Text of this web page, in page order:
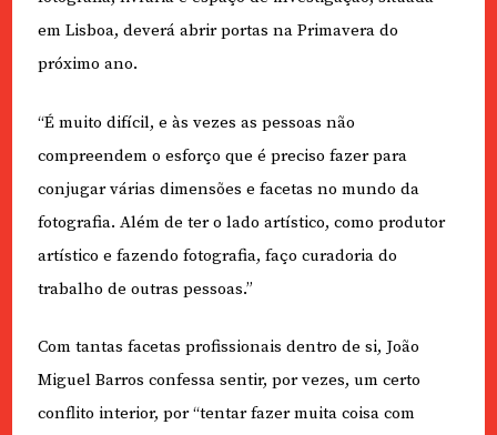
em Lisboa, deverá abrir portas na Primavera do
próximo ano.
“É muito difícil, e às vezes as pessoas não
compreendem o esforço que é preciso fazer para
conjugar várias dimensões e facetas no mundo da
fotografia. Além de ter o lado artístico, como produtor
artístico e fazendo fotografia, faço curadoria do
trabalho de outras pessoas.”
Com tantas facetas profissionais dentro de si, João
Miguel Barros confessa sentir, por vezes, um certo
conflito interior, por “tentar fazer muita coisa com